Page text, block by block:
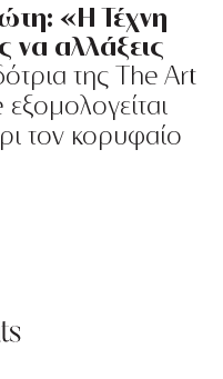
«Η Τέχνη
να αλλάξεις
της The Art
τον κορυφαίο